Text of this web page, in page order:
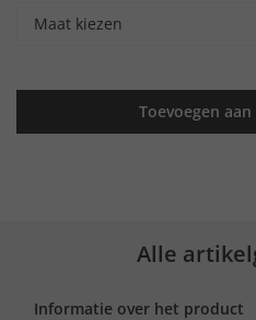
Maat kiezen
Toevoegen
Alle
Informatie over het product